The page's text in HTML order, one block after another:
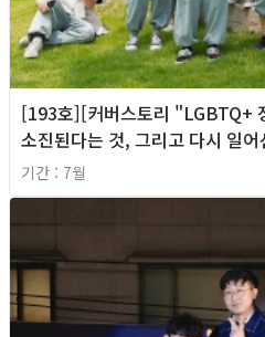
[193호][커버스토리 "LGBTQ+
소진된다는 것, 그리고 다시 일어
기간 : 7월